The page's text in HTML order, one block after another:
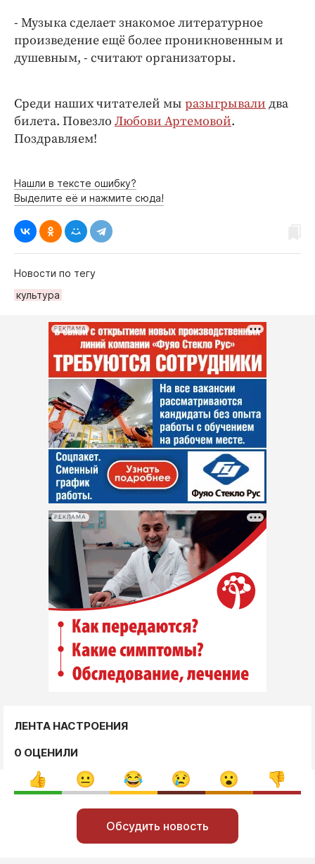
- Музыка сделает знакомое литературное
произведение ещё более проникновенным и
душевным, - считают организаторы.
Среди наших читателей мы разыгрывали два
билета. Повезло Любови Артемовой.
Поздравляем!
Нашли в тексте ошибку?
Выделите её и нажмите сюда!
Новости по тегу
культура
РЕКЛАМА
РЕКЛАМА
ЛЕНТА НАСТРОЕНИЯ
0 ОЦЕНИЛИ
Обсудить новость